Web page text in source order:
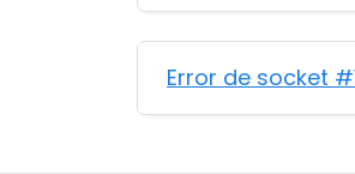
Error de socket